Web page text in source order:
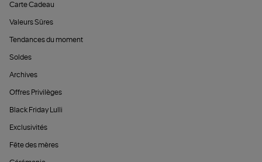
Carte Cadeau
Valeurs Sûres
Tendances du moment
Soldes
Archives
Offres Privilèges
Black Friday Lulli
Exclusivités
Fête des mères